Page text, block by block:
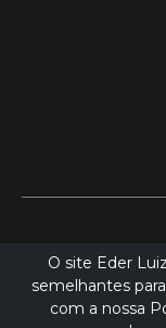
O site Eder
semelhantes
com a nossa